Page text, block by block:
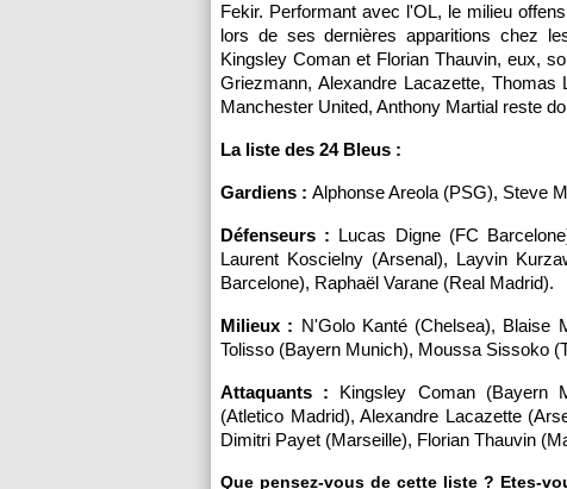
Fekir. Performant avec l'OL, le milieu
lors de ses dernières apparitions chez
Kingsley Coman et Florian Thauvin, eux,
Griezmann, Alexandre Lacazette,
Manchester United, Anthony Martial reste
La liste des 24 Bleus :
Gardiens : Alphonse Areola (PSG), Steve
Défenseurs : Lucas Digne (FC
Laurent Koscielny (Arsenal), Layvin
Barcelone), Raphaël Varane (Real Madrid).
Milieux : N'Golo Kanté (Chelsea), Blaise
Tolisso (Bayern Munich), Moussa Sissoko
Attaquants : Kingsley Coman (Bayern
(Atletico Madrid), Alexandre Lacazette
Dimitri Payet (Marseille), Florian Thauvin
Que pensez-vous de cette liste ? Etes-